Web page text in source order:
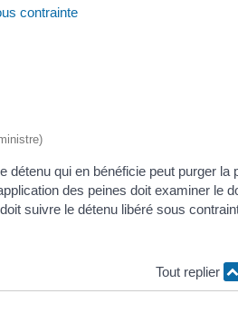
contrainte
qui en bénéficie peut purger la
des peines doit examiner le
suivre le détenu libéré sous
Tout replier